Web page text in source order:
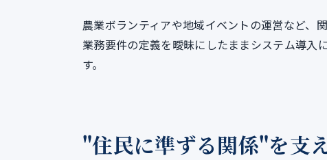
農業ボランティアや地域イベントの運営など、
業務要件の定義を曖昧にしたままシステム導入
す。
"住民に準ずる関係"を支